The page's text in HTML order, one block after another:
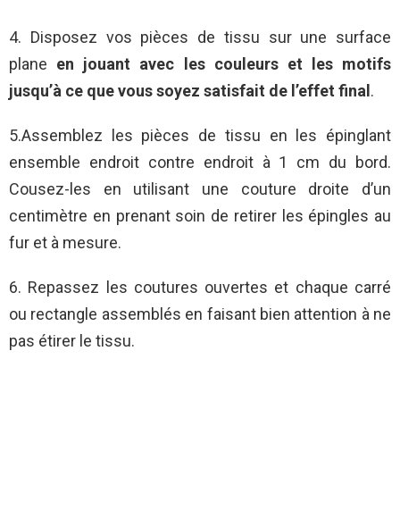
4. Disposez vos pièces de tissu sur une surface
plane en jouant avec les couleurs et les motifs
jusqu’à ce que vous soyez satisfait de l’effet final .
5.Assemblez les pièces de tissu en les épinglant
ensemble endroit contre endroit à 1 cm du bord.
Cousez-les en utilisant une couture droite d’un
centimètre en prenant soin de retirer les épingles au
fur et à mesure.
6. Repassez les coutures ouvertes et chaque carré
ou rectangle assemblés en faisant bien attention à ne
pas étirer le tissu.